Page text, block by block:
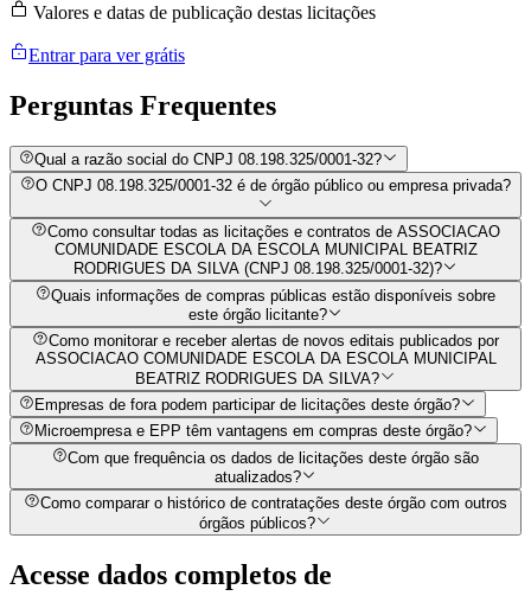
Valores e datas de publicação destas licitações
Entrar para ver grátis
Perguntas Frequentes
Qual a razão social do CNPJ 08.198.325/0001-32?
O CNPJ 08.198.325/0001-32 é de órgão público ou empresa privada?
Como consultar todas as licitações e contratos de ASSOCIACAO
COMUNIDADE ESCOLA DA ESCOLA MUNICIPAL BEATRIZ
RODRIGUES DA SILVA (CNPJ 08.198.325/0001-32)?
Quais informações de compras públicas estão disponíveis sobre
este órgão licitante?
Como monitorar e receber alertas de novos editais publicados por
ASSOCIACAO COMUNIDADE ESCOLA DA ESCOLA MUNICIPAL
BEATRIZ RODRIGUES DA SILVA?
Empresas de fora podem participar de licitações deste órgão?
Microempresa e EPP têm vantagens em compras deste órgão?
Com que frequência os dados de licitações deste órgão são
atualizados?
Como comparar o histórico de contratações deste órgão com outros
órgãos públicos?
Acesse dados completos de